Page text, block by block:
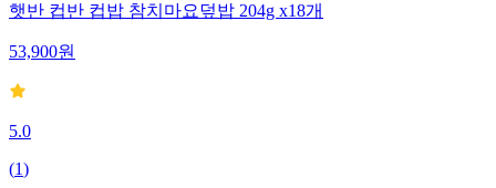
햇반 컵반 컵밥 참치마요덮밥 204g x18개
53,900원
5.0
(1)